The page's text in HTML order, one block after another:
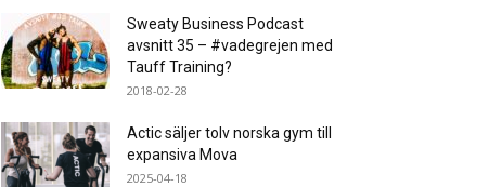
Sweaty Business Podcast
avsnitt 35 – #vadegrejen med
Tauff Training?
2018-02-28
Actic säljer tolv norska gym till
expansiva Mova
2025-04-18